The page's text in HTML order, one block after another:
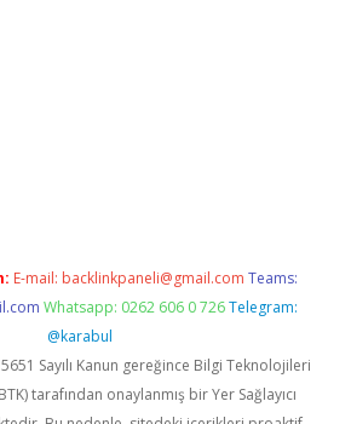
E-mail: backlinkpaneli@gmail.com Teams:
Whatsapp: 0262 606 0 726 Telegram:
@karabul
Sayılı Kanun gereğince Bilgi Teknolojileri
tarafından onaylanmış bir Yer Sağlayıcı